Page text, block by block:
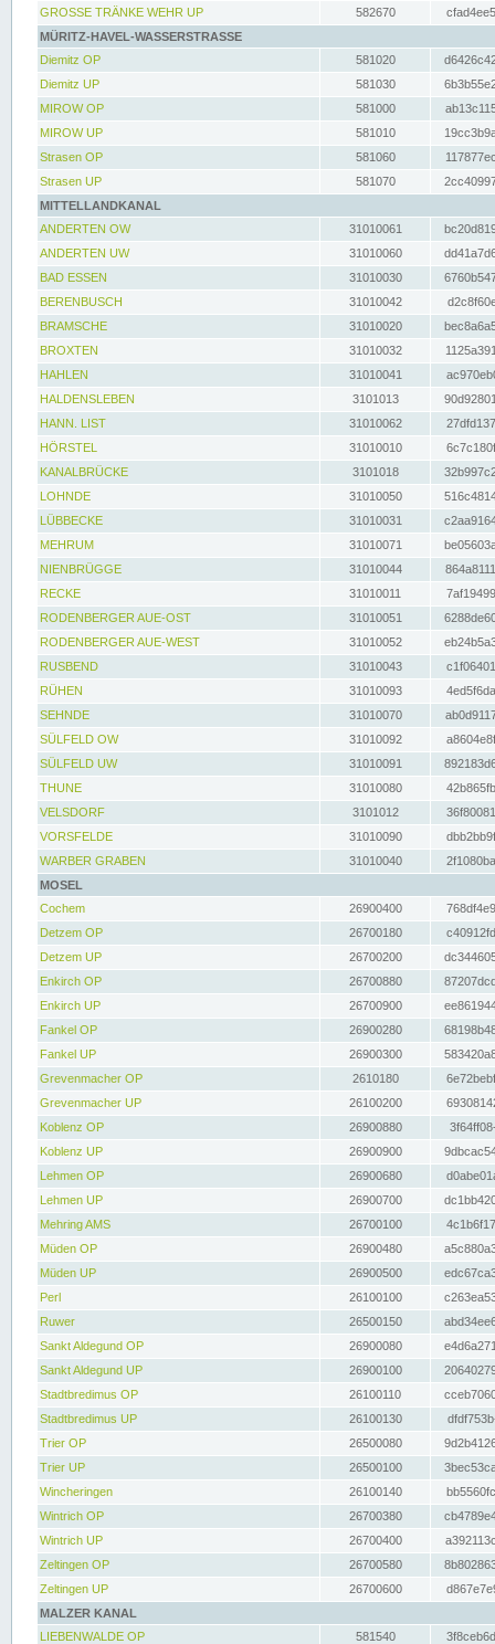
GROSSE TRÄNKE WEHR UP
582670
MÜRITZ-HAVEL-WASSERSTRASSE
Diemitz OP
581020
Diemitz UP
581030
MIROW OP
581000
MIROW UP
581010
Strasen OP
581060
Strasen UP
581070
MITTELLANDKANAL
ANDERTEN OW
31010061
ANDERTEN UW
31010060
BAD ESSEN
31010030
BERENBUSCH
31010042
BRAMSCHE
31010020
BROXTEN
31010032
HAHLEN
31010041
HALDENSLEBEN
3101013
HANN. LIST
31010062
HÖRSTEL
31010010
KANALBRÜCKE
3101018
LOHNDE
31010050
LÜBBECKE
31010031
MEHRUM
31010071
NIENBRÜGGE
31010044
RECKE
31010011
RODENBERGER AUE-OST
31010051
RODENBERGER AUE-WEST
31010052
RUSBEND
31010043
RÜHEN
31010093
SEHNDE
31010070
SÜLFELD OW
31010092
SÜLFELD UW
31010091
THUNE
31010080
VELSDORF
3101012
VORSFELDE
31010090
WARBER GRABEN
31010040
MOSEL
Cochem
26900400
Detzem OP
26700180
Detzem UP
26700200
Enkirch OP
26700880
Enkirch UP
26700900
Fankel OP
26900280
Fankel UP
26900300
Grevenmacher OP
2610180
Grevenmacher UP
26100200
Koblenz OP
26900880
Koblenz UP
26900900
Lehmen OP
26900680
Lehmen UP
26900700
Mehring AMS
26700100
Müden OP
26900480
Müden UP
26900500
Perl
26100100
Ruwer
26500150
Sankt Aldegund OP
26900080
Sankt Aldegund UP
26900100
Stadtbredimus OP
26100110
Stadtbredimus UP
26100130
Trier OP
26500080
Trier UP
26500100
Wincheringen
26100140
Wintrich OP
26700380
Wintrich UP
26700400
Zeltingen OP
26700580
Zeltingen UP
26700600
MALZER KANAL
LIEBENWALDE OP
581540